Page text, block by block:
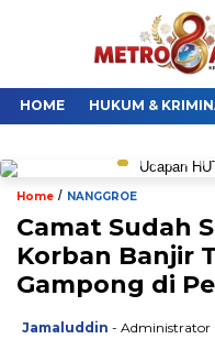
HOME HUKUM &
Home / NANGGROE
Camat Sudah
Korban Banjir
Gampong di
Jamaluddin - Administrator